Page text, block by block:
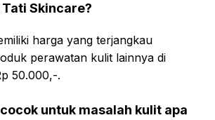
Skincare?
harga yang terjangkau
perawatan kulit lainnya di
50.000,-.
untuk masalah kulit apa